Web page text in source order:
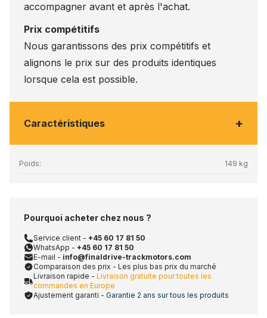
accompagner avant et après l'achat.
Prix compétitifs
Nous garantissons des prix compétitifs et
alignons le prix sur des produits identiques
lorsque cela est possible.
Caractéristiques +
Poids: 149 kg
Pourquoi acheter chez nous ?
Service client - +45 60 17 81 50
WhatsApp - +45 60 17 81 50
E-mail - info@finaldrive-trackmotors.com
Comparaison des prix - Les plus bas prix du marché
Livraison rapide - Livraison gratuite pour toutes les
commandes en Europe
Ajustement garanti - Garantie 2 ans sur tous les produits